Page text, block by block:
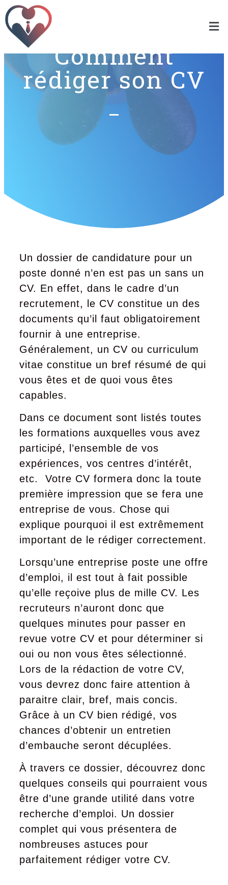
Comment
rédiger son CV
Un dossier de candidature pour un
poste donné n’en est pas un sans un
CV. En effet, dans le cadre d’un
recrutement, le CV constitue un des
documents qu’il faut obligatoirement
fournir à une entreprise.
Généralement, un CV ou curriculum
vitae constitue un bref résumé de qui
vous êtes et de quoi vous êtes
capables.
Dans ce document sont listés toutes
les formations auxquelles vous avez
participé, l’ensemble de vos
expériences, vos centres d’intérêt,
etc. Votre CV formera donc la toute
première impression que se fera une
entreprise de vous. Chose qui
explique pourquoi il est extrêmement
important de le rédiger correctement.
Lorsqu’une entreprise poste une offre
d’emploi, il est tout à fait possible
qu’elle reçoive plus de mille CV. Les
recruteurs n’auront donc que
quelques minutes pour passer en
revue votre CV et pour déterminer si
oui ou non vous êtes sélectionné.
Lors de la rédaction de votre CV,
vous devrez donc faire attention à
paraitre clair, bref, mais concis.
Grâce à un CV bien rédigé, vos
chances d’obtenir un entretien
d’embauche seront décuplées.
À travers ce dossier, découvrez donc
quelques conseils qui pourraient vous
être d’une grande utilité dans votre
recherche d’emploi. Un dossier
complet qui vous présentera de
nombreuses astuces pour
parfaitement rédiger votre CV.